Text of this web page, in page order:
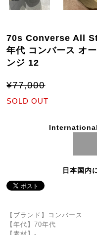
70s Converse All
年代 コンバース オ
ンジ 12
¥77,000
SOLD OUT
日本国内
【ブランド】コンバース
【年代】70年代